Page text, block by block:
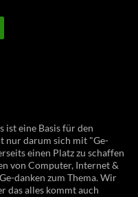
ist eine Basis für den
nur darum sich mit "Ge-
einen Platz zu schaffen
von Computer, Internet &
danken zum Thema. Wir
das alles kommt auch